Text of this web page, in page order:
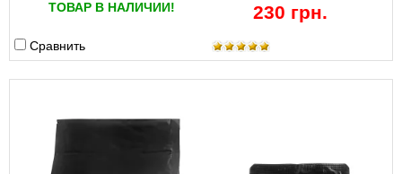
ТОВАР В НАЛИЧИИ! 230 грн.
Сравнить